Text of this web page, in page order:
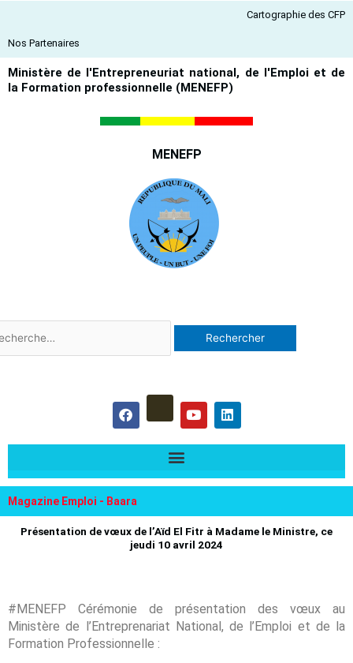
contenu
Cartographie des CFP
Nos Partenaires
Ministère de l'Entrepreneuriat national, de l'Emploi et de
la Formation professionnelle (MENEFP)
MENEFP
:
F
a
c
e
o
Y
o
u
t
e
L
i
n
k
i
Magazine Emploi - Baara
Présentation de vœux de l’Aïd El Fitr à Madame le Ministre, ce
jeudi 10 avril 2024
#MENEFP Cérémonie de présentation des vœux au
Ministère de l’Entreprenariat National, de l’Emploi et de la
Formation Professionnelle :